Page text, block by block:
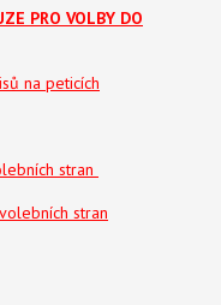
PRO VOLBY DO
na peticích
stran
stran